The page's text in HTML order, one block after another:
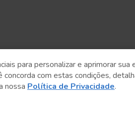
para personalizar e aprimorar
concorda com estas condições,
nossa Política de Privacidade.